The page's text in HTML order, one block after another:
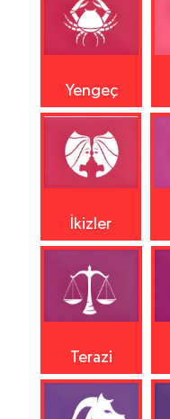
Yengeç
İkizler
Terazi